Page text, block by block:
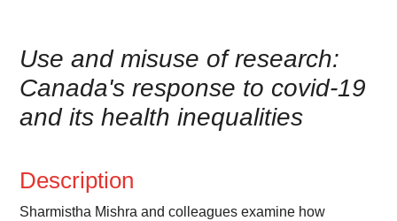
Use and misuse of research:
Canada's response to covid-19
and its health inequalities
Description
Sharmistha Mishra and colleagues examine how